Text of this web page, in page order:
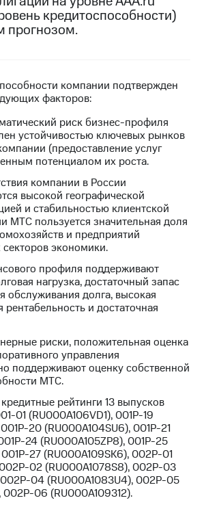
кредитоспособности)
прогнозом.
компании подтвержден
факторов:
риск бизнес-профиля
устойчивостью ключевых рынков
(предоставление услуг
потенциалом их роста.
компании в России
высокой географической
и стабильностью клиентской
МТС пользуется значительная доля
и предприятий
экономики.
профиля поддерживают
нагрузка, достаточный запас
обслуживания долга, высокая
и достаточная
риски, положительная оценка
управления
поддерживают оценку собственной
МТС.
рейтинги 13 выпусков
01 (RU000A106VD1), 001P-19
20 (RU000A104SU6), 001P-21
24 (RU000A105ZP8), 001P-25
27 (RU000A109SK6), 002Р-01
02 (RU000A1078S8), 002Р-03
002Р-04 (RU000A1083U4), 002Р-05
002Р-06 (RU000A109312).